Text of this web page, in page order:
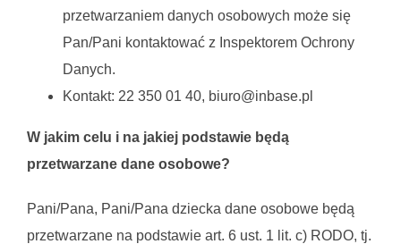
przetwarzaniem danych osobowych może się
Pan/Pani kontaktować z Inspektorem Ochrony
Danych.
Kontakt: 22 350 01 40, biuro@inbase.pl
W jakim celu i na jakiej podstawie będą
przetwarzane dane osobowe?
Pani/Pana, Pani/Pana dziecka dane osobowe będą
przetwarzane na podstawie art. 6 ust. 1 lit. c) RODO, tj.